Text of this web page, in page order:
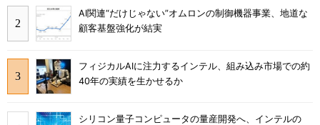
AI関連“だけじゃない”オムロンの制御機器事業、地道な
顧客基盤強化が結実
フィジカルAIに注力するインテル、組み込み市場での約
40年の実績を生かせるか
シリコン量子コンピュータの量産開発へ、インテルの